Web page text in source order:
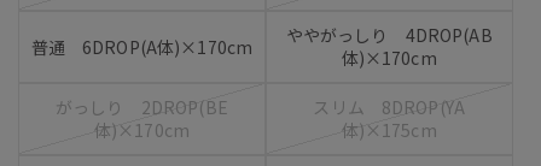
普通 6DROP(A体)×170cm
ややがっしり 4DROP(AB
体)×170cm
がっしり 2DROP(BE
体)×170cm
スリム 8DROP(YA
体)×175cm